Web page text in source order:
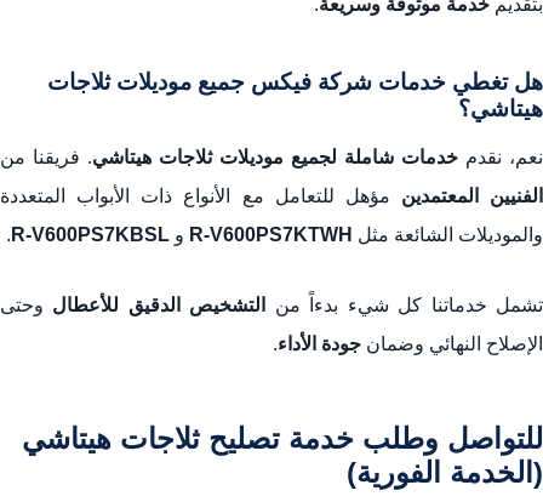
هل تغطي خدمات شركة فيكس جميع موديلات ثلاجات
هيتاشي؟
نعم، نقدم خدمات شاملة لجميع موديلات ثلاجات هيتاشي. فريقنا من
الفنيين المعتمدين مؤهل للتعامل مع الأنواع ذات الأبواب المتعددة
والموديلات الشائعة مثل R-V600PS7KTWH و R-V600PS7KBSL
.
تشمل خدماتنا كل شيء بدءاً من التشخيص الدقيق للأعطال وحتى
الإصلاح النهائي وضمان جودة الأداء.
للتواصل وطلب خدمة تصليح ثلاجات هيتاشي
(الخدمة الفورية)